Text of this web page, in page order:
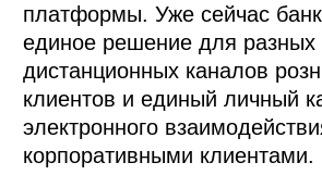
платформы. Уже сейчас
единое решение для разных
дистанционных каналов
клиентов и единый личный
электронного
корпоративными клиентами.